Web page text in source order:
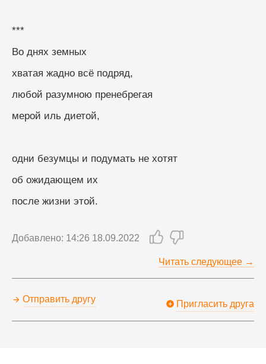
***
Во днях земных
хватая жадно всё подряд,
любой разумною пренебрегая
мерой иль диетой,
одни безумцы и подумать не хотят
об ожидающем их
после жизни этой.
Добавлено: 14:26 18.09.2022
Читать следующее →
Отправить другу Пригласить друга